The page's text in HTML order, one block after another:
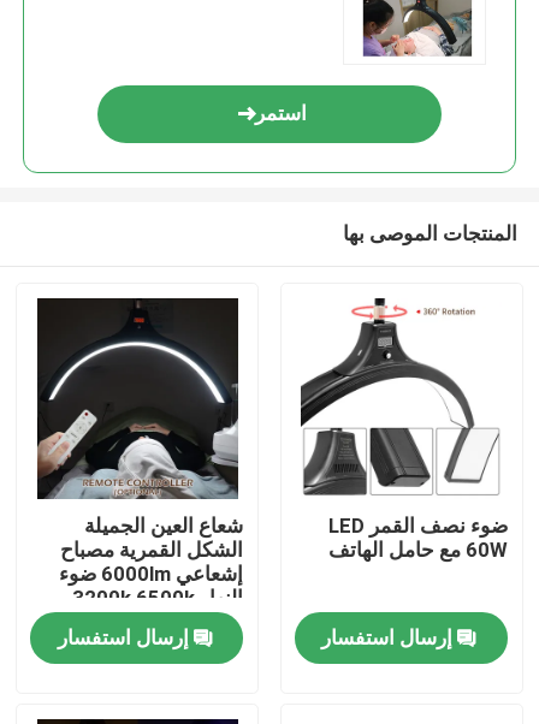
استمر
المنتجات الموصى بها
ضوء نصف القمر LED
60W مع حامل الهاتف
إرسال استفسار
شعاع العين الجميلة
الشكل القمرية مصباح
إشعاعي 6000lm ضوء
النهار 3200k 6500k
إرسال استفسار